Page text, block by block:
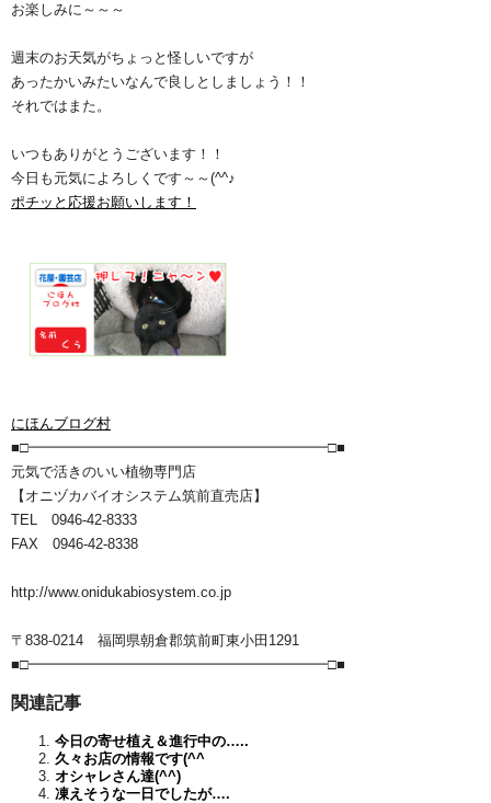
お楽しみに～～～
週末のお天気がちょっと怪しいですが
あったかいみたいなんで良しとしましょう！！
それではまた。
いつもありがとうございます！！
今日も元気によろしくです～～(^^♪
ポチッと応援お願いします！
にほんブログ村
■□━━━━━━━━━━━━━━━━━━━━━□■
元気で活きのいい植物専門店
【オニヅカバイオシステム筑前直売店】
TEL 0946-42-8333
FAX 0946-42-8338
http://www.onidukabiosystem.co.jp
〒838-0214 福岡県朝倉郡筑前町東小田1291
■□━━━━━━━━━━━━━━━━━━━━━□■
関連記事
今日の寄せ植え＆進行中の…..
久々お店の情報です(^^ゞ
オシャレさん達(^^)
凍えそうな一日でしたが….